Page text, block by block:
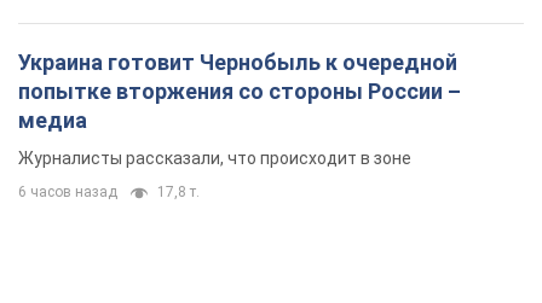
Украина готовит Чернобыль к очередной
попытке вторжения со стороны России –
медиа
Журналисты рассказали, что происходит в зоне
6 часов назад 17,8 т.